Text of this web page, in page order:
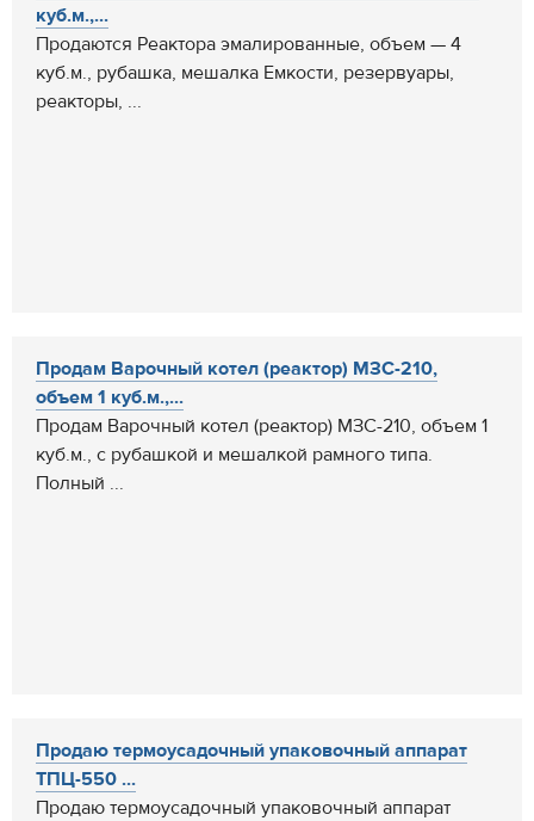
куб.м.,...
Продаются Реактора эмалированные, объем — 4
куб.м., рубашка, мешалка Емкости, резервуары,
реакторы, ...
Продам Варочный котел (реактор) МЗС-210,
объем 1 куб.м.,...
Продам Варочный котел (реактор) МЗС-210, объем 1
куб.м., с рубашкой и мешалкой рамного типа.
Полный ...
Продаю термоусадочный упаковочный аппарат
ТПЦ-550 ...
Продаю термоусадочный упаковочный аппарат